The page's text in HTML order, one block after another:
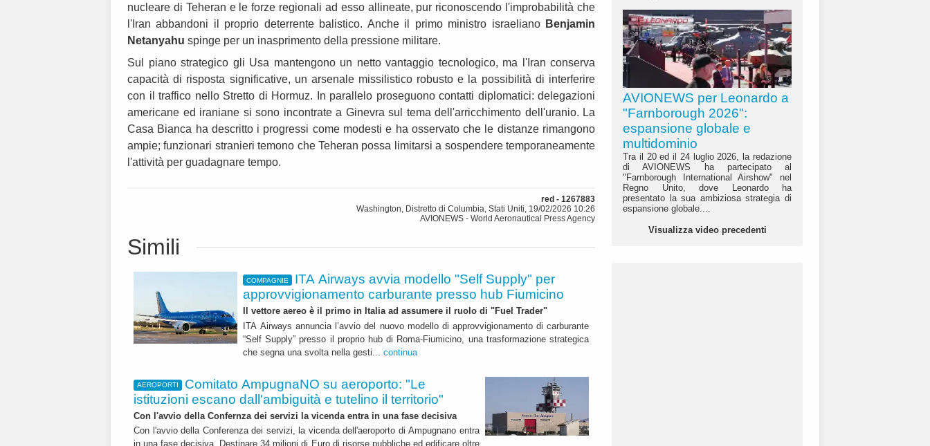
nucleare di Teheran e le forze regionali ad esso allineate, pur riconoscendo l'improbabilità che
l'Iran abbandoni il proprio deterrente balistico. Anche il primo ministro israeliano Benjamin
Netanyahu spinge per un inasprimento della pressione militare.
Sul piano strategico gli Usa mantengono un netto vantaggio tecnologico, ma l'Iran conserva
capacità di risposta significative, un arsenale missilistico robusto e la possibilità di interferire
con il traffico nello Stretto di Hormuz. In parallelo proseguono contatti diplomatici: delegazioni
americane ed iraniane si sono incontrate a Ginevra sul tema dell'arricchimento dell'uranio. La
Casa Bianca ha descritto i progressi come modesti e ha osservato che le distanze rimangono
ampie; funzionari stranieri temono che Teheran possa limitarsi a sospendere temporaneamente
l'attività per guadagnare tempo.
red - 1267883
Washington, Distretto di Columbia, Stati Uniti, 19/02/2026 10:26
AVIONEWS - World Aeronautical Press Agency
Simili
COMPAGNIE
ITA Airways avvia modello "Self Supply" per
approvvigionamento carburante presso hub Fiumicino
Il vettore aereo è il primo in Italia ad assumere il ruolo di "Fuel Trader"
ITA Airways annuncia l’avvio del nuovo modello di approvvigionamento di carburante
“Self Supply” presso il proprio hub di Roma-Fiumicino, una trasformazione strategica
che segna una svolta nella gesti... continua
AEROPORTI
Comitato AmpugnaNO su aeroporto: "Le
istituzioni escano dall'ambiguità e tutelino il territorio"
Con l'avvio della Confernza dei servizi la vicenda entra in una fase decisiva
Con l'avvio della Conferenza dei servizi, la vicenda dell'aeroporto di Ampugnano entra
in una fase decisiva. Destinare 34 milioni di Euro di risorse pubbliche ed edificare oltre
AVIONEWS per Leonardo a
"Farnborough 2026":
espansione globale e
multidominio
Tra il 20 ed il 24 luglio 2026, la redazione
di AVIONEWS ha partecipato al
"Farnborough International Airshow" nel
Regno Unito, dove Leonardo ha
presentato la sua ambiziosa strategia di
espansione globale....
Visualizza video precedenti